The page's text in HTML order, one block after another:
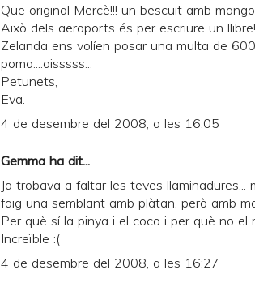
y
a
P
Que original Mercè!!! un bescuit amb
Això dels aeroports és per escriure un
Zelanda ens volíen posar una multa de
poma....aisssss...
Petunets,
Eva.
4 de desembre del 2008, a les 16:05
Gemma ha dit...
Ja trobava a faltar les teves
faig una semblant amb plàtan, però amb
Per què sí la pinya i el coco i per què no el
Increïble :(
4 de desembre del 2008, a les 16:27